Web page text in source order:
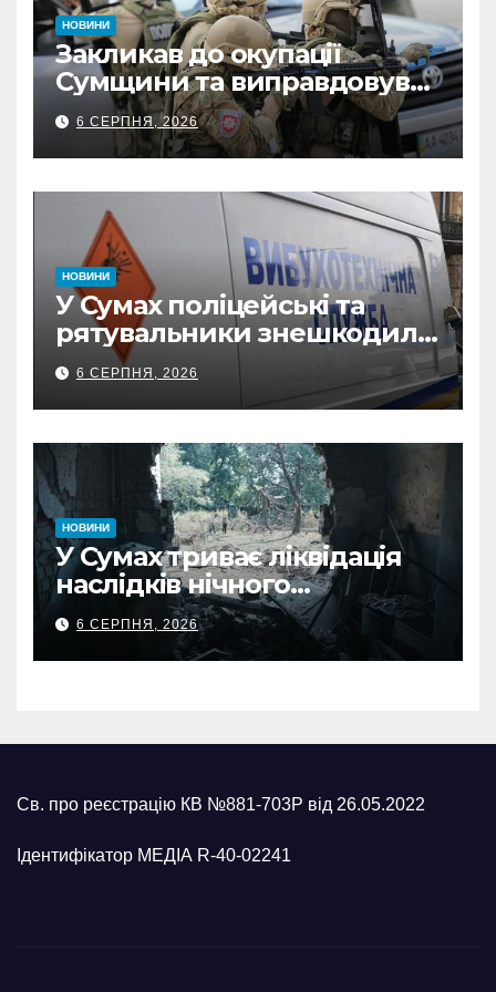
НОВИНИ
Закликав до окупації
Сумщини та виправдовував
обстріли: СБУ викрила
прокремлівського агітатора
з Охтирки
6 СЕРПНЯ, 2026
НОВИНИ
У Сумах поліцейські та
рятувальники знешкодили
500-кілограмову авіабомбу
росіян
6 СЕРПНЯ, 2026
НОВИНИ
У Сумах триває ліквідація
наслідків нічного
масованого удару КАБами
6 СЕРПНЯ, 2026
Св. про реєстрацію КВ №881-703Р від 26.05.2022
Ідентифікатор МЕДІА R-40-02241